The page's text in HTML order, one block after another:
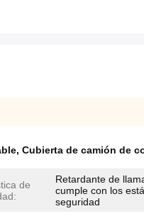
, Cubierta de camión de
de
Retardante de
cumple con los
seguridad